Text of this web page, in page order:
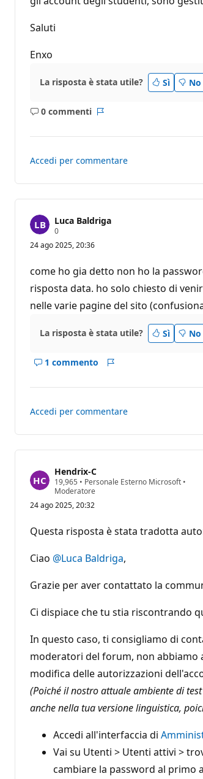
e
n
e
Saluti
Enxo
La risposta è stata utile? Sì No
0 commenti
Nessun
Accedi per commentare
Luca Baldriga
0P
n
i
d
i
r
e
t
i
o
e
24 ago 2025, 20:36
come ho gia detto non ho la
risposta data. ho solo chiesto di
nelle varie pagine del sito
La risposta è stata utile? Sì No
1 commento
Mostra
risposta
Accedi per commentare
Hendrix-C
19,965 P
u
t
d
i
e
p
a
o
e
• Personale Esterno Microsoft •
Moderatore
24 ago 2025, 20:32
Questa risposta è stata tradotta
Ciao @Luca Baldriga,
Grazie per aver contattato la
Ci dispiace che tu stia riscontrando
In questo caso, ti consigliamo di
moderatori del forum, non abbiamo
modifica delle autorizzazioni
(Poiché il nostro attuale ambiente di
anche nella tua versione linguistica,
Accedi all'interfaccia di
Vai su Utenti > Utenti attivi >
cambiare la password al primo